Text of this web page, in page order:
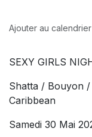
Ajouter au calendrier
SEXY GIRLS
Shatta / Bouyon
Caribbean
Samedi 30 Mai